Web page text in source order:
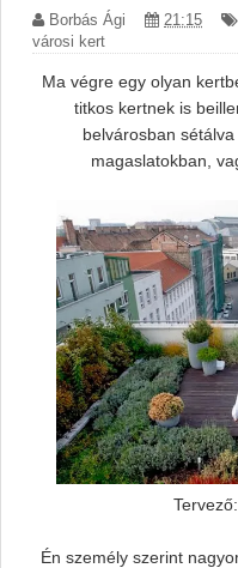
Borbás Ági 21:15
városi kert
Ma végre egy olyan
titkos kertnek is
belvárosban
magaslatokban,
Tervező:
Én személy szerint